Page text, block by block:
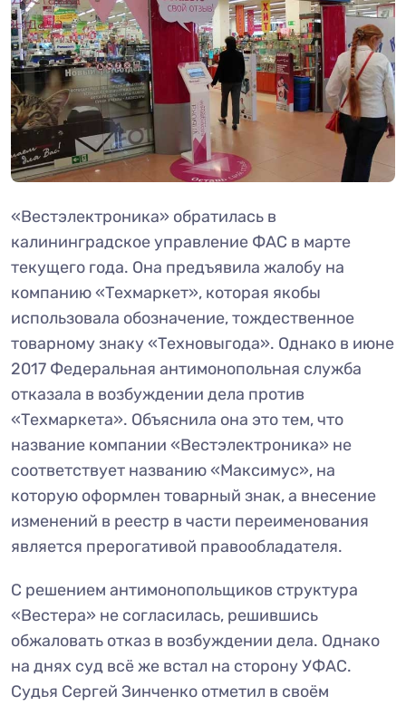
«Вестэлектроника» обратилась в
калининградское управление ФАС в марте
текущего года. Она предъявила жалобу на
компанию «Техмаркет», которая якобы
использовала обозначение, тождественное
товарному знаку «Техновыгода». Однако в июне
2017 Федеральная антимонопольная служба
отказала в возбуждении дела против
«Техмаркета». Объяснила она это тем, что
название компании «Вестэлектроника» не
соответствует названию «Максимус», на
которую оформлен товарный знак, а внесение
изменений в реестр в части переименования
является прерогативой правообладателя.
С решением антимонопольщиков структура
«Вестера» не согласилась, решившись
обжаловать отказ в возбуждении дела. Однако
на днях суд всё же встал на сторону УФАС.
Судья Сергей Зинченко отметил в своём